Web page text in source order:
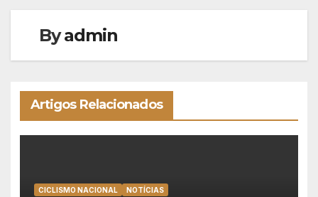
Byadmin
Artigos Relacionados
CICLISMO NACIONAL NOTÍCIAS